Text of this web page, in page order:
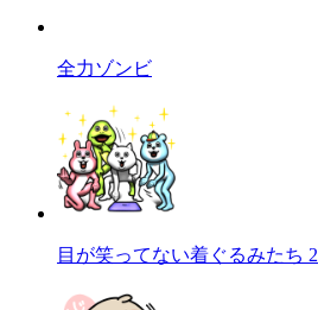
全力ゾンビ
目が笑ってない着ぐるみたち 2